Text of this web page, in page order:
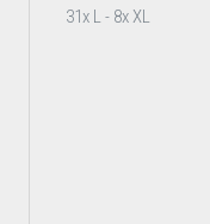
31x L - 8x XL